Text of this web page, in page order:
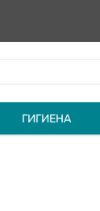
ГИГИЕНА